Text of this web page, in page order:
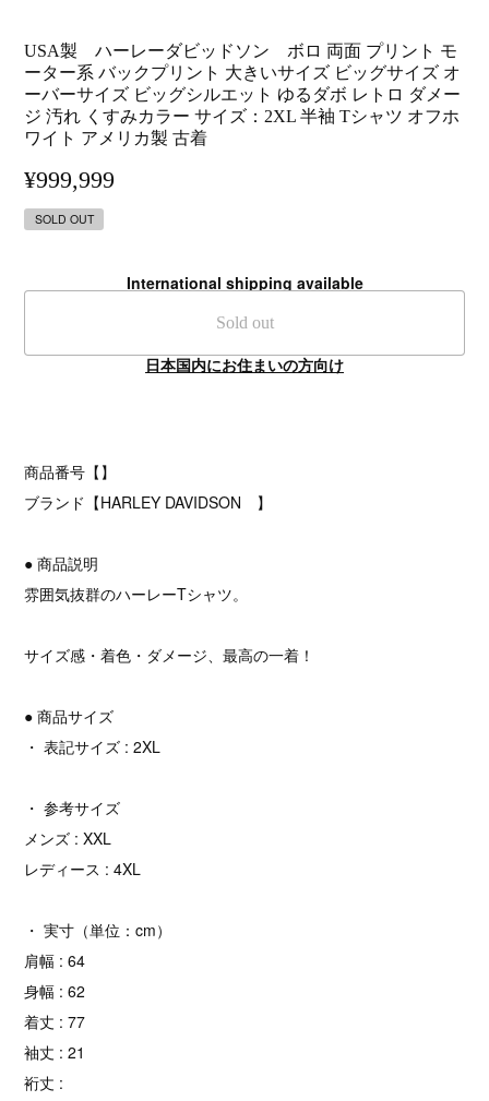
USA製 ハーレーダビッドソン ボロ 両面 プリント モ
ーター系 バックプリント 大きいサイズ ビッグサイズ オ
ーバーサイズ ビッグシルエット ゆるダボ レトロ ダメー
ジ 汚れ くすみカラー サイズ：2XL 半袖 Tシャツ オフホ
ワイト アメリカ製 古着
¥999,999
SOLD OUT
International shipping available
Sold out
日本国内にお住まいの方向け
商品番号【】
ブランド【HARLEY DAVIDSON 】
● 商品説明
雰囲気抜群のハーレーTシャツ。
サイズ感・着色・ダメージ、最高の一着！
● 商品サイズ
・ 表記サイズ : 2XL
・ 参考サイズ
メンズ : XXL
レディース : 4XL
・ 実寸（単位：cm）
肩幅 : 64
身幅 : 62
着丈 : 77
袖丈 : 21
裄丈 :